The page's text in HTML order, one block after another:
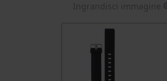
Ingrandisci immagine